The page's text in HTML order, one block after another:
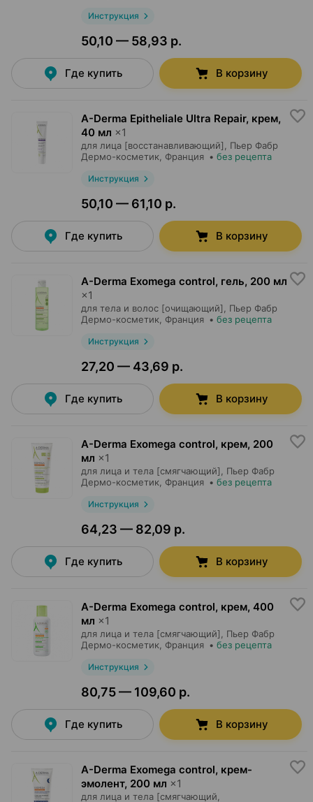
Инструкция
50,10 — 58,93 р.
Где купить В корзину
A-Derma Epitheliale Ultra Repair, крем,
40 мл ×1
для лица [восстанавливающий],
Пьер Фабр
Дермо-косметик , Франция • без рецепта
Инструкция
50,10 — 61,10 р.
Где купить В корзину
A-Derma Exomega control, гель, 200 мл
×1
для тела и волос [очищающий],
Пьер Фабр
Дермо-косметик , Франция • без рецепта
Инструкция
27,20 — 43,69 р.
Где купить В корзину
A-Derma Exomega control, крем, 200
мл ×1
для лица и тела [смягчающий],
Пьер Фабр
Дермо-косметик , Франция • без рецепта
Инструкция
64,23 — 82,09 р.
Где купить В корзину
A-Derma Exomega control, крем, 400
мл ×1
для лица и тела [смягчающий],
Пьер Фабр
Дермо-косметик , Франция • без рецепта
Инструкция
80,75 — 109,60 р.
Где купить В корзину
A-Derma Exomega control, крем-
эмолент, 200 мл ×1
для лица и тела [смягчающий,